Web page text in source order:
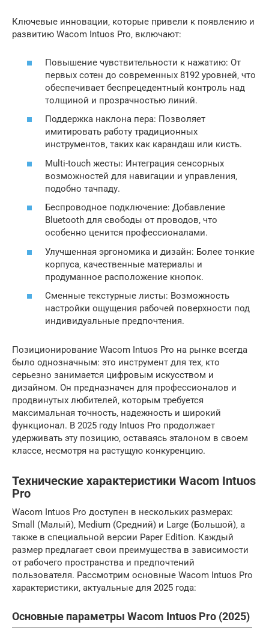
Ключевые инновации‚ которые привели к появлению и
развитию Wacom Intuos Pro‚ включают:
Повышение чувствительности к нажатию: От
первых сотен до современных 8192 уровней‚ что
обеспечивает беспрецедентный контроль над
толщиной и прозрачностью линий.
Поддержка наклона пера: Позволяет
имитировать работу традиционных
инструментов‚ таких как карандаш или кисть.
Multi-touch жесты: Интеграция сенсорных
возможностей для навигации и управления‚
подобно тачпаду.
Беспроводное подключение: Добавление
Bluetooth для свободы от проводов‚ что
особенно ценится профессионалами.
Улучшенная эргономика и дизайн: Более тонкие
корпуса‚ качественные материалы и
продуманное расположение кнопок.
Сменные текстурные листы: Возможность
настройки ощущения рабочей поверхности под
индивидуальные предпочтения.
Позиционирование Wacom Intuos Pro на рынке всегда
было однозначным: это инструмент для тех‚ кто
серьезно занимается цифровым искусством и
дизайном. Он предназначен для профессионалов и
продвинутых любителей‚ которым требуется
максимальная точность‚ надежность и широкий
функционал. В 2025 году Intuos Pro продолжает
удерживать эту позицию‚ оставаясь эталоном в своем
классе‚ несмотря на растущую конкуренцию.
Технические характеристики Wacom Intuos
Pro
Wacom Intuos Pro доступен в нескольких размерах:
Small (Малый)‚ Medium (Средний) и Large (Большой)‚ а
также в специальной версии Paper Edition. Каждый
размер предлагает свои преимущества в зависимости
от рабочего пространства и предпочтений
пользователя. Рассмотрим основные Wacom Intuos Pro
характеристики‚ актуальные для 2025 года:
Основные параметры Wacom Intuos Pro (2025)